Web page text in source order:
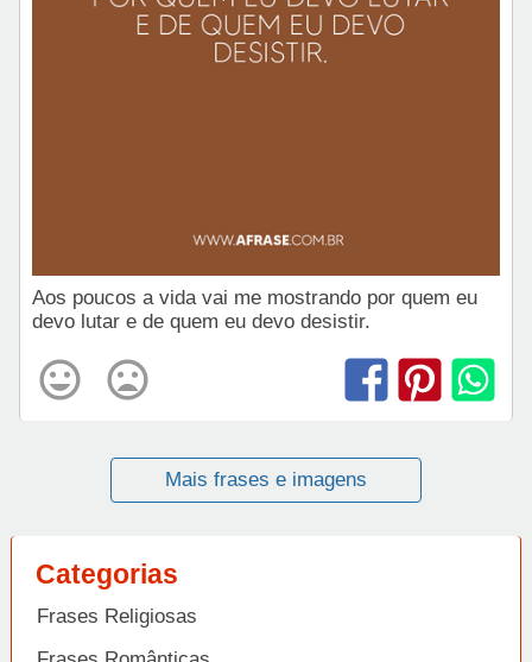
Aos poucos a vida vai me mostrando por quem eu
devo lutar e de quem eu devo desistir.
Mais frases e imagens
Categorias
Frases Religiosas